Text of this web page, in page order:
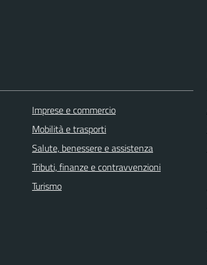
Imprese e commercio
Mobilità e trasporti
Salute, benessere e assistenza
Tributi, finanze e contravvenzioni
Turismo